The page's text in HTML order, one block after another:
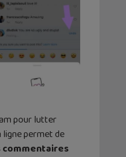
pour lutter
permet de